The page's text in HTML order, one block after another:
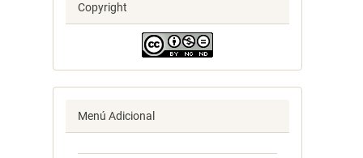
Copyright
Menú Adicional